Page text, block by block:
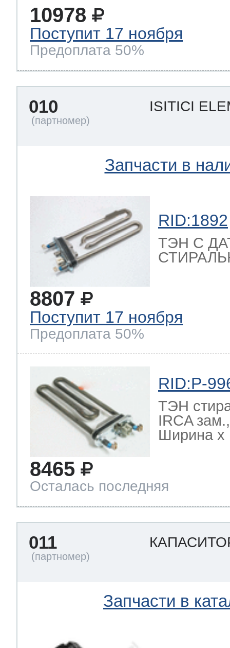
10978
Поступит 17 ноября
Предоплата 50%
010 ISITICI
Запчасти в
RID:1892
ТЭН С
8807
Поступит 17 ноября
Предоплата 50%
RID:P-
ТЭН
IRCA
Ширина х
8465
Осталась последняя
011
Запчасти в